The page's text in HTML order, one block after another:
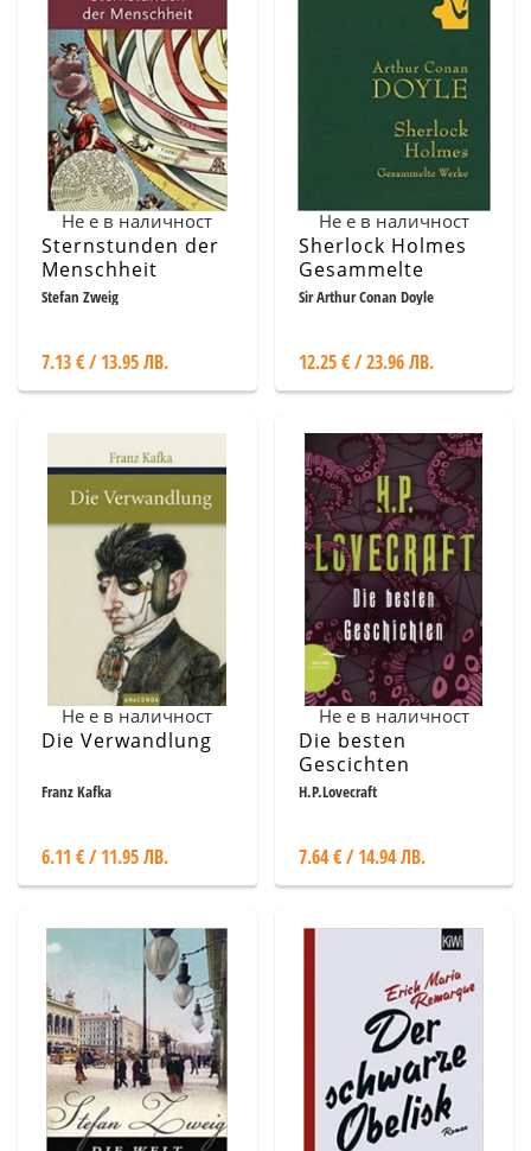
Не е в наличност
Sternstunden der
Menschheit
Stefan Zweig
7.13 € / 13.95 ЛВ.
Не е в наличност
Sherlock Holmes
Gesammelte
Werke
Sir Arthur Conan Doyle
12.25 € / 23.96 ЛВ.
Не е в наличност
Die Verwandlung
Franz Kafka
6.11 € / 11.95 ЛВ.
Не е в наличност
Die besten
Gescichten
H.P.Lovecraft
7.64 € / 14.94 ЛВ.